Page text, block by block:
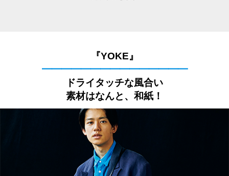
『YOKE』
━━━━━━━━━━━━━━━
ドライタッチな風合い
素材はなんと、和紙！